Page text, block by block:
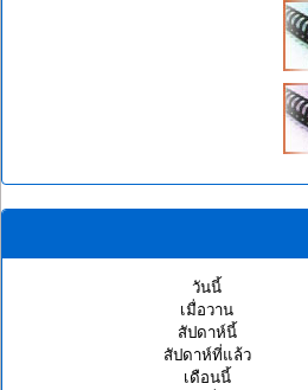
วันนี้
เมื่อวาน
สัปดาห์นี้
สัปดาห์ที่แล้ว
เดือนนี้